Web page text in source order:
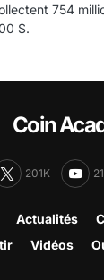
754
$.
Coin
201K
Actualités
Vidéos